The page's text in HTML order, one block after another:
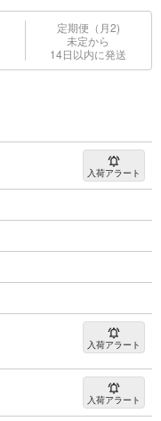
定期便（月2)
未定から
14日以内に発送
入荷アラート
入荷アラート
入荷アラート